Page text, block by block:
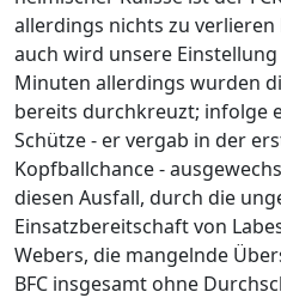
allerdings nichts zu
auch wird unsere
Minuten allerdings wurden
bereits durchkreuzt; infolge
Schütze - er vergab in der
Kopfballchance -
diesen Ausfall, durch die
Einsatzbereitschaft von
Webers, die mangelnde
BFC insgesamt ohne